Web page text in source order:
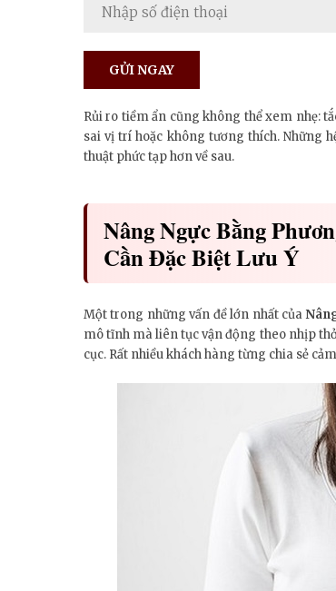
Rủi ro tiềm ẩn cũng không thể xem nhẹ:
sai vị trí hoặc không tương thích. Những
thuật phức tạp hơn về sau.
Nâng Ngực Bằng
Cần Đặc Biệt Lưu Ý
Một trong những vấn đề lớn nhất của
mô tĩnh mà liên tục vận động theo nhịp
cục. Rất nhiều khách hàng từng chia sẻ